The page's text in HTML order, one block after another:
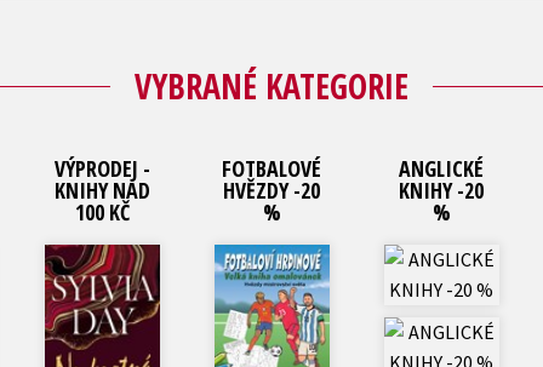
VYBRANÉ KATEGORIE
VÝPRODEJ -
KNIHY NAD
100 KČ
FOTBALOVÉ
HVĚZDY -20
%
ANGLICKÉ
KNIHY -20
%